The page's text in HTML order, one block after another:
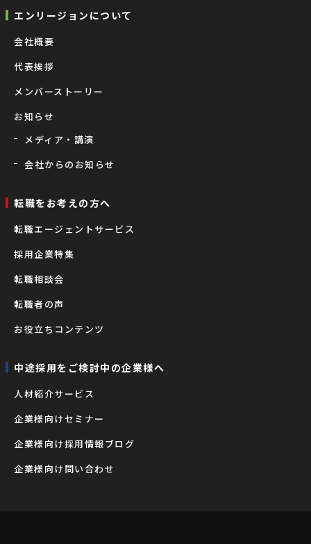
エンリージョンについて
会社概要
代表挨拶
メンバーストーリー
お知らせ
メディア・講演
会社からのお知らせ
転職をお考えの⽅へ
転職エージェントサービス
採用企業特集
転職相談会
転職者の声
お役立ちコンテンツ
中途採用をご検討中の企業様へ
⼈材紹介サービス
企業様向けセミナー
企業様向け採用情報ブログ
企業様向け問い合わせ